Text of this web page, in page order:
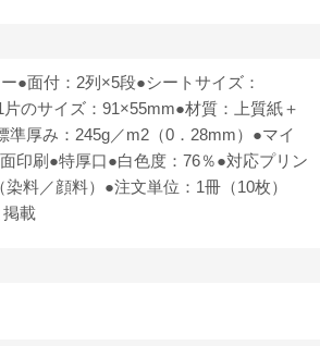
●面付：2列×5段●シートサイズ：
のサイズ：91×55mm●材質：上質紙＋
準厚み：245g／m2（0．28mm）●マイ
印刷●特厚口●白色度：76％●対応プリン
料／顔料）●注文単位：1冊（10枚）
載